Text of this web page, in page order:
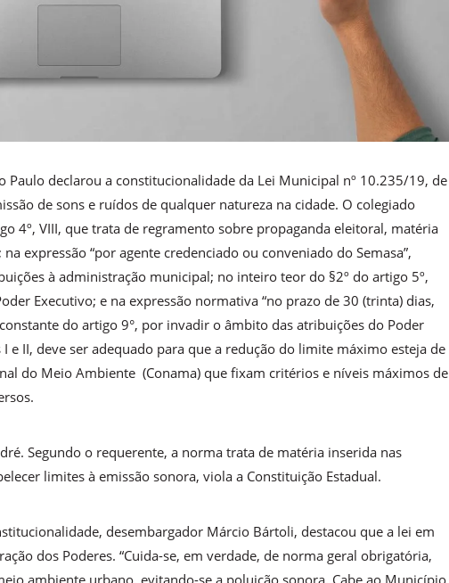
Paulo declarou a constitucionalidade da Lei Municipal nº 10.235/19, de
de sons e ruídos de qualquer natureza na cidade. O colegiado
4º, VIII, que trata de regramento sobre propaganda eleitoral, matéria
expressão “por agente credenciado ou conveniado do Semasa”,
à administração municipal; no inteiro teor do §2º do artigo 5º,
Executivo; e na expressão normativa “no prazo de 30 (trinta) dias,
do artigo 9°, por invadir o âmbito das atribuições do Poder
e II, deve ser adequado para que a redução do limite máximo esteja de
do Meio Ambiente (Conama) que fixam critérios e níveis máximos de
Segundo o requerente, a norma trata de matéria inserida nas
limites à emissão sonora, viola a Constituição Estadual.
desembargador Márcio Bártoli, destacou que a lei em
dos Poderes. “Cuida-se, em verdade, de norma geral obrigatória,